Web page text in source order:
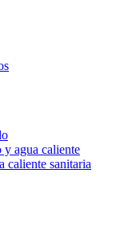
agua caliente
caliente sanitaria